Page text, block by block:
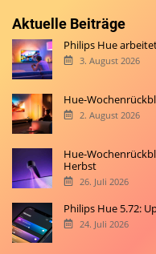
Aktuelle Beiträge
Philips Hue
3. August 2026
Hue-
2. August 2026
Hue-
Herbst
26. Juli 2026
Philips Hue 5.72:
24. Juli 2026